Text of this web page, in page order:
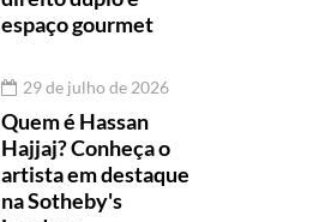
espaço gourmet
29 de julho de 2026
Quem é Hassan
Hajjaj? Conheça o
artista em destaque
na Sotheby's